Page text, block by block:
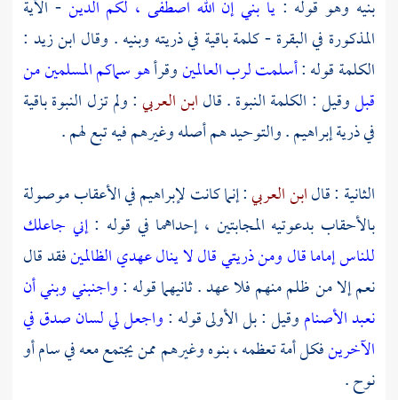
بنيه وهو قوله :يا بني إن الله اصطفى ، لكم الدين - الآية
المذكورة في البقرة - كلمة باقية في ذريته وبنيه . وقال ابن زيد :
الكلمة قوله :أسلمت لرب العالمينوقرأهو سماكم المسلمين من
قبلوقيل : الكلمة النبوة . قالابن العربي: ولم تزل النبوة باقية
في ذريةإبراهيم. والتوحيد هم أصله وغيرهم فيه تبع لهم .
الثانية : قالابن العربي: إنما كانتلإبراهيمفي الأعقاب موصولة
بالأحقاب بدعوتيه المجابتين ، إحداهما في قوله :إني جاعلك
للناس إماما قال ومن ذريتي قال لا ينال عهدي الظالمينفقد قال
نعم إلا من ظلم منهم فلا عهد . ثانيهما قوله :واجنبني وبني أن
نعبد الأصناموقيل : بل الأولى قوله :واجعل لي لسان صدق في
الآخرينفكل أمة تعظمه ، بنوه وغيرهم ممن يجتمع معه فيسامأو
نوح.